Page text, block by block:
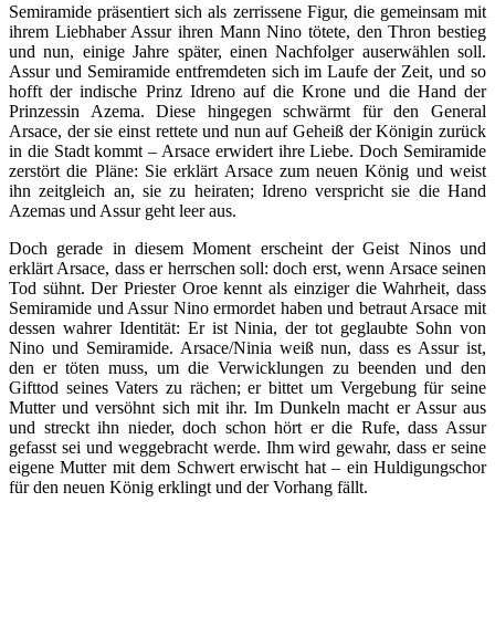
Semiramide präsentiert sich als zerrissene Figur, die gemeinsam mit
ihrem Liebhaber Assur ihren Mann Nino tötete, den Thron bestieg
und nun, einige Jahre später, einen Nachfolger auserwählen soll.
Assur und Semiramide entfremdeten sich im Laufe der Zeit, und so
hofft der indische Prinz Idreno auf die Krone und die Hand der
Prinzessin Azema. Diese hingegen schwärmt für den General
Arsace, der sie einst rettete und nun auf Geheiß der Königin zurück
in die Stadt kommt – Arsace erwidert ihre Liebe. Doch Semiramide
zerstört die Pläne: Sie erklärt Arsace zum neuen König und weist
ihn zeitgleich an, sie zu heiraten; Idreno verspricht sie die Hand
Azemas und Assur geht leer aus.
Doch gerade in diesem Moment erscheint der Geist Ninos und
erklärt Arsace, dass er herrschen soll: doch erst, wenn Arsace seinen
Tod sühnt. Der Priester Oroe kennt als einziger die Wahrheit, dass
Semiramide und Assur Nino ermordet haben und betraut Arsace mit
dessen wahrer Identität: Er ist Ninia, der tot geglaubte Sohn von
Nino und Semiramide. Arsace/Ninia weiß nun, dass es Assur ist,
den er töten muss, um die Verwicklungen zu beenden und den
Gifttod seines Vaters zu rächen; er bittet um Vergebung für seine
Mutter und versöhnt sich mit ihr. Im Dunkeln macht er Assur aus
und streckt ihn nieder, doch schon hört er die Rufe, dass Assur
gefasst sei und weggebracht werde. Ihm wird gewahr, dass er seine
eigene Mutter mit dem Schwert erwischt hat – ein Huldigungschor
für den neuen König erklingt und der Vorhang fällt.